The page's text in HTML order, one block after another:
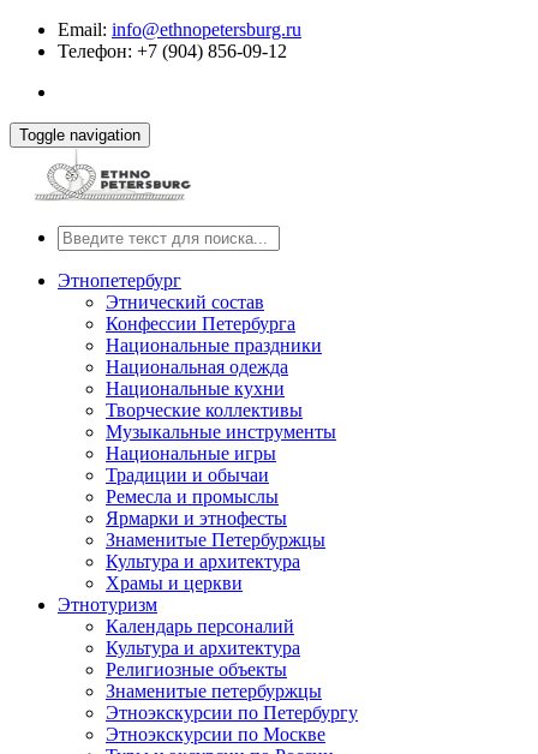
Email: info@ethnopetersburg.ru
Телефон: +7 (904) 856-09-12
Toggle navigation
Этнопетербург
Этнический состав
Конфессии Петербурга
Национальные праздники
Национальная одежда
Национальные кухни
Творческие коллективы
Музыкальные инструменты
Национальные игры
Традиции и обычаи
Ремесла и промыслы
Ярмарки и этнофесты
Знаменитые Петербуржцы
Культура и архитектура
Храмы и церкви
Этнотуризм
Календарь персоналий
Культура и архитектура
Религиозные объекты
Знаменитые петербуржцы
Этноэкскурсии по Петербургу
Этноэкскурсии по Москве